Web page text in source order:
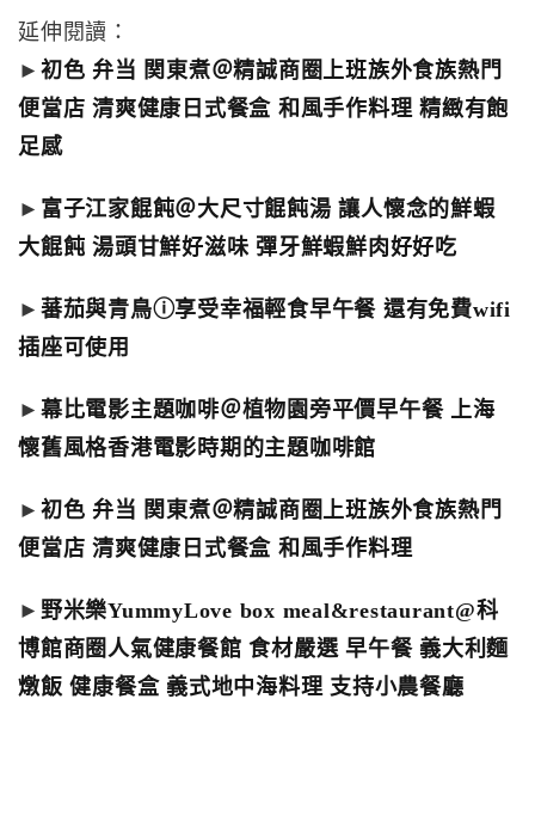
延伸閱讀：
► 初色 弁当 関東煮＠精誠商圈上班族外食族熱門
便當店 清爽健康日式餐盒 和風手作料理 精緻有飽
足感
► 富子江家餛飩＠大尺寸餛飩湯 讓人懷念的鮮蝦
大餛飩 湯頭甘鮮好滋味 彈牙鮮蝦鮮肉好好吃
► 蕃茄與青鳥ⓘ享受幸福輕食早午餐 還有免費wifi
插座可使用
► 幕比電影主題咖啡＠植物園旁平價早午餐 上海
懷舊風格香港電影時期的主題咖啡館
► 初色 弁当 関東煮＠精誠商圈上班族外食族熱門
便當店 清爽健康日式餐盒 和風手作料理
► 野米樂YummyLove box meal&restaurant@科
博館商圈人氣健康餐館 食材嚴選 早午餐 義大利麵
燉飯 健康餐盒 義式地中海料理 支持小農餐廳